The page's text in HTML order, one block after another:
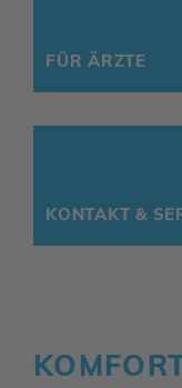
FÜR ÄRZTE
KONTAKT &